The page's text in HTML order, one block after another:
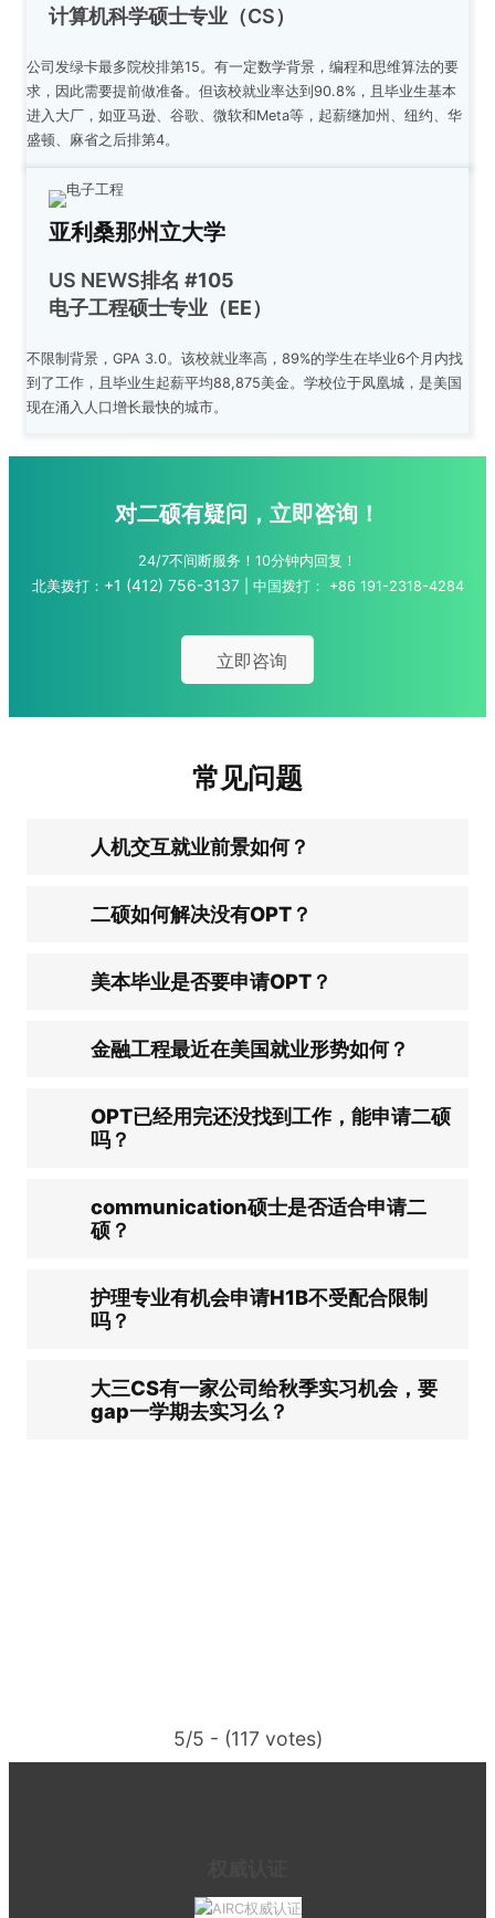
计算机科学硕士专业（CS）
公司发绿卡最多院校排第15。有一定数学背景，编程和思维算法的要
求，因此需要提前做准备。但该校就业率达到90.8%，且毕业生基本
进入大厂，如亚马逊、谷歌、微软和Meta等，起薪继加州、纽约、华
盛顿、麻省之后排第4。
亚利桑那州立大学
US NEWS排名 #105
电子工程硕士专业（EE）
不限制背景，GPA 3.0。该校就业率高，89%的学生在毕业6个月内找
到了工作，且毕业生起薪平均88,875美金。学校位于凤凰城，是美国
现在涌入人口增长最快的城市。
对二硕有疑问，立即咨询！
24/7不间断服务！10分钟内回复！
北美拨打： +1 (412) 756-3137 | 中国拨打： +86 191-2318-4284
立即咨询
常见问题
人机交互就业前景如何？
二硕如何解决没有OPT？
美本毕业是否要申请OPT？
金融工程最近在美国就业形势如何？
OPT已经用完还没找到工作，能申请二硕
吗？
communication硕士是否适合申请二
硕？
护理专业有机会申请H1B不受配合限制
吗？
大三CS有一家公司给秋季实习机会，要
gap一学期去实习么？
5/5 - (117 votes)